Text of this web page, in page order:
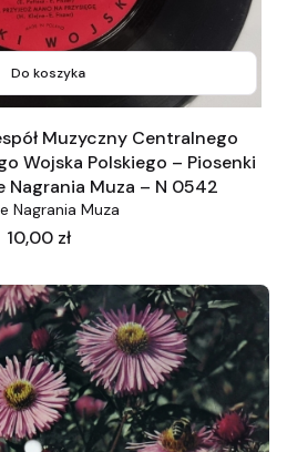
Do koszyka
Muzyczny Centralnego
Wojska Polskiego – Piosenki
Nagrania Muza – N 0542
Nagrania Muza
Cena
10,00 zł